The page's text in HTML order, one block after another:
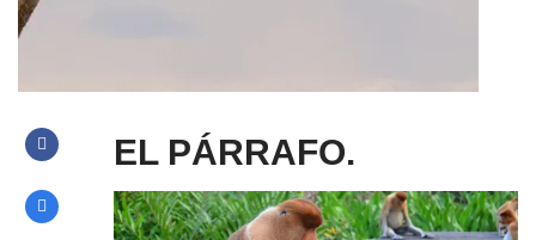
EL PÁRRAFO.